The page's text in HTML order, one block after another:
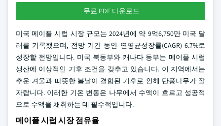
무료 PDF 다운로드
미국 메이플 시럽 시장 규모는 2024년에 약 9억6,750만 미국 달
러를 기록했으며, 전망 기간 동안 연평균성장률(CAGR) 6.7%로
성장할 전망입니다. 미국 북동부와 캐나다 동부는 메이플 시럽
생산에 이상적인 기후 조건을 갖추고 있습니다. 이 지역에서는
추운 겨울과 따뜻한 봄날이 결합된 기후로 인해 단풍나무가 잘
자랍니다. 이러한 기온 변동은 나무에서 수액이 흐르고 성공적
으로 수액을 채취하는 데 필수적입니다.
메이플 시럽 시장 점유율